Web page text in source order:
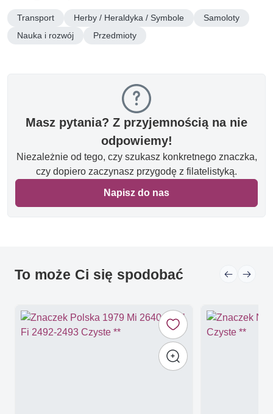
Transport Herby / Heraldyka / Symbole
Samoloty
Nauka i rozwój
Przedmioty
Masz pytania? Z przyjemnością na nie
odpowiemy!
Niezależnie od tego, czy szukasz konkretnego znaczka,
czy dopiero zaczynasz przygodę z filatelistyką.
Napisz do nas
To może Ci się spodobać